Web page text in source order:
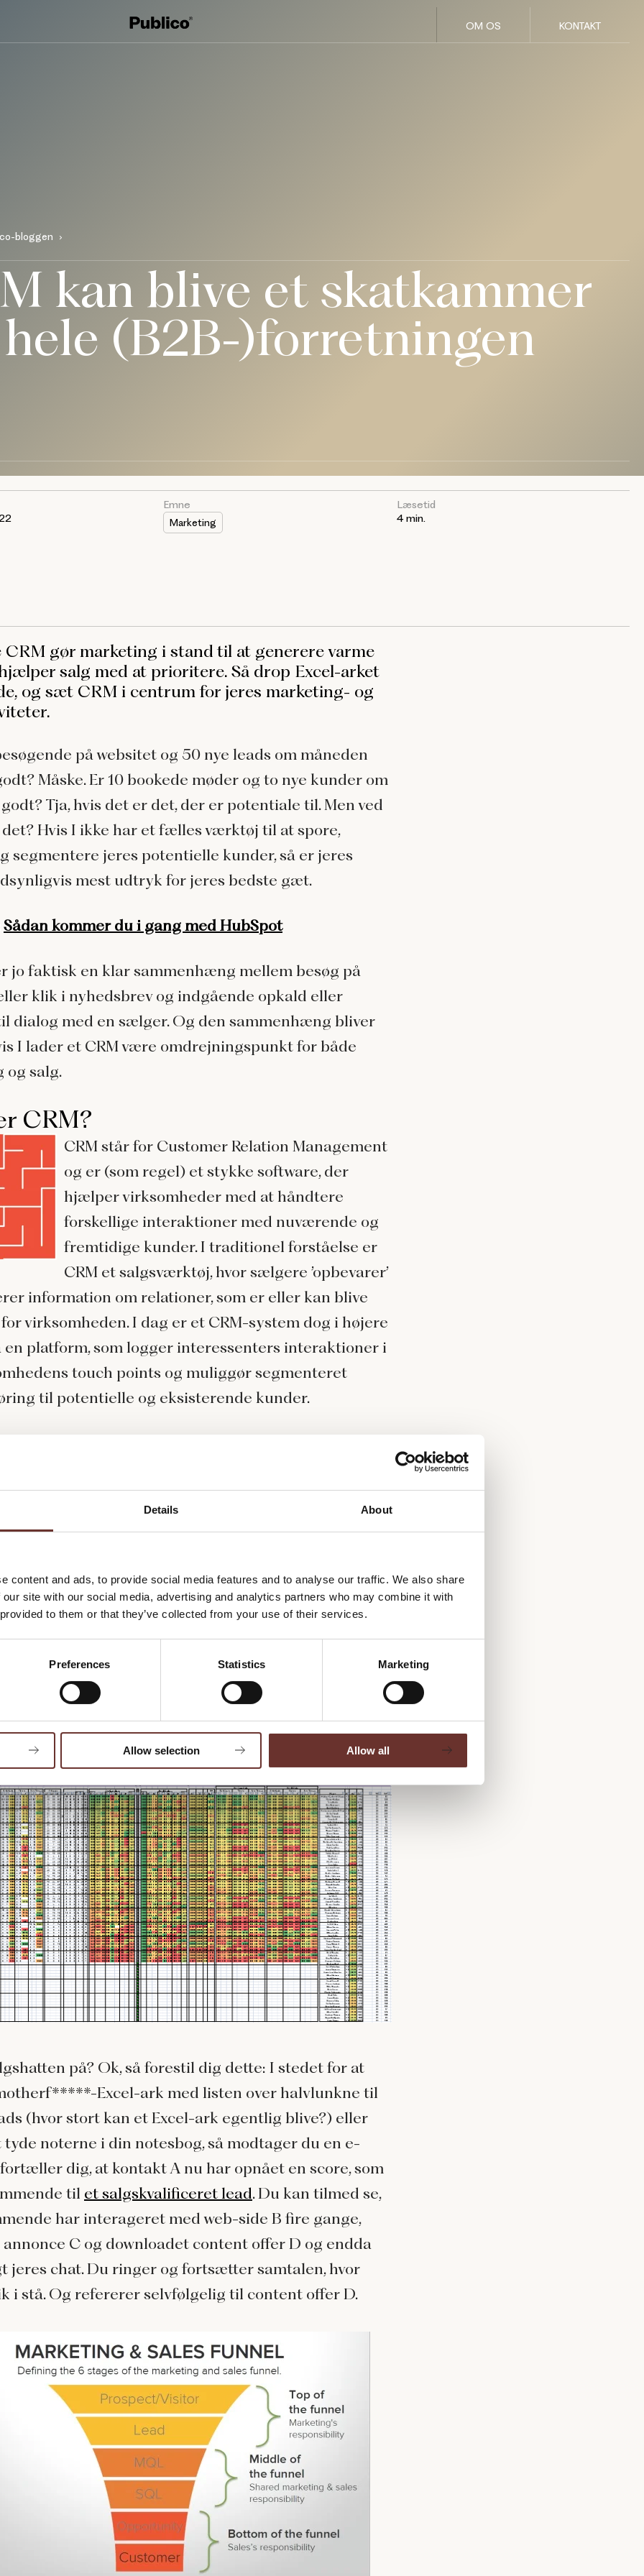
Details About
content and ads, to provide social media features and to analyse our traffic. We also share
site with our social media, advertising and analytics partners who may combine it with
to them or that they’ve collected from your use of their services.
Preferences Statistics Marketing
Allow selection Allow all
OM OS KONTAKT
bloggen
kan blive et skatkammer
(B2B-)forretningen
Emne
Marketing
Læsetid
4 min.
CRM gør marketing i stand til at generere varme
salg med at prioritere. Så drop Excel-arket
og sæt CRM i centrum for jeres marketing- og
på websitet og 50 nye leads om måneden
Måske. Er 10 bookede møder og to nye kunder om
Tja, hvis det er det, der er potentiale til. Men ved
Hvis I ikke har et fælles værktøj til at spore,
segmentere jeres potentielle kunder, så er jeres
mest udtryk for jeres bedste gæt.
Sådan kommer du i gang med HubSpot
jo faktisk en klar sammenhæng mellem besøg på
klik i nyhedsbrev og indgående opkald eller
dialog med en sælger. Og den sammenhæng bliver
I lader et CRM være omdrejningspunkt for både
og salg.
CRM?
CRM står for Customer Relation Management
og er (som regel) et stykke software, der
hjælper virksomheder med at håndtere
forskellige interaktioner med nuværende og
fremtidige kunder. I traditionel forståelse er
CRM et salgsværktøj, hvor sælgere ’opbevarer’
information om relationer, som er eller kan blive
virksomheden. I dag er et CRM-system dog i højere
en platform, som logger interessenters interaktioner i
touch points og muliggør segmenteret
til potentielle og eksisterende kunder.
OG hele kundeserviceafdelingen arbejder ud
dybe indsigt om jeres ideelle kundes adfærd,
kunderejse.
i marketing, kunne det se sådan ud: Du skriver på
dims X, fordi jeres CRM har fortalt dig, at det
X. Du målretter din næste LinkedIn-annonce
i midtjyske virksomheder med 50-100 ansatte, fordi
fortæller dig, at hitraten på mødebookinger er størst
dem.
på? Ok, så forestil dig dette: I stedet for at
Excel-ark med listen over halvlunkne til
(hvor stort kan et Excel-ark egentlig blive?) eller
tyde noterne i din notesbog, så modtager du en e-
dig, at kontakt A nu har opnået en score, som
til et salgskvalificeret lead. Du kan tilmed se,
har interageret med web-side B fire gange,
C og downloadet content offer D og endda
jeres chat. Du ringer og fortsætter samtalen, hvor
i stå. Og refererer selvfølgelig til content offer D.